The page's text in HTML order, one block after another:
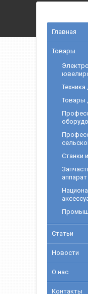
Главная
Товары
Техника
Товары
Станки
Статьи
Новости
О нас
Контакты